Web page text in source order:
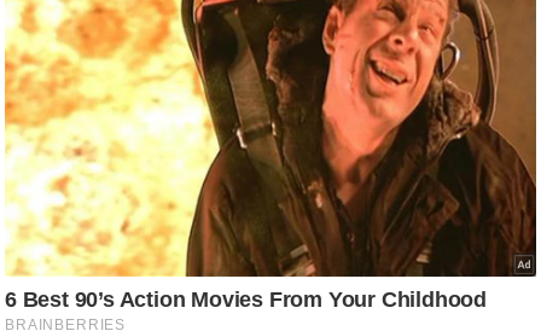
फै
श
न
घ
रे
लू
नु
स्खे
प